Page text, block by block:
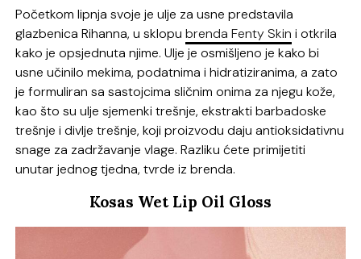
Početkom lipnja svoje je ulje za usne predstavila
glazbenica Rihanna, u sklopubrenda Fenty Skin i otkrila
kako je opsjednuta njime. Ulje je osmišljeno je kako bi
usne učinilo mekima, podatnima i hidratiziranima, a zato
je formuliran sa sastojcima sličnim onima za njegu kože,
kao što su ulje sjemenki trešnje, ekstrakti barbadoske
trešnje i divlje trešnje, koji proizvodu daju antioksidativnu
snage za zadržavanje vlage. Razliku ćete primijetiti
unutar jednog tjedna, tvrde iz brenda.
Kosas Wet Lip Oil Gloss